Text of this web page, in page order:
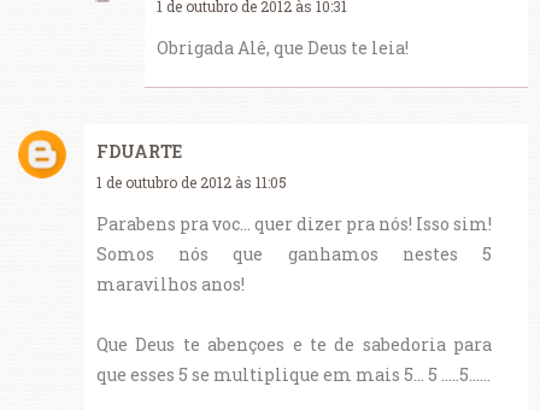
1 de outubro de 2012 às 10:31
Obrigada Alê, que Deus te leia!
FDUARTE
1 de outubro de 2012 às 11:05
Parabens pra voc... quer dizer pra nós! Isso sim!
Somos nós que ganhamos nestes 5
maravilhos anos!
Que Deus te abençoes e te de sabedoria para
que esses 5 se multiplique em mais 5... 5 .....5......